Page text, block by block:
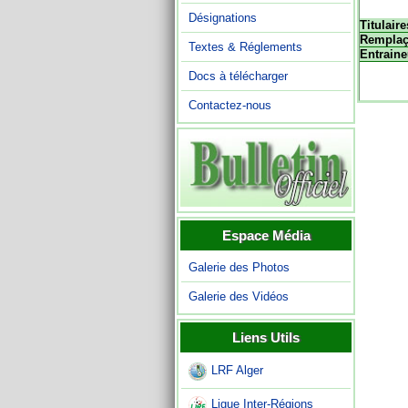
Désignations
Textes & Réglements
Docs à télécharger
Contactez-nous
Espace Média
Galerie des Photos
Galerie des Vidéos
Liens Utils
LRF Alger
Ligue Inter-Régions